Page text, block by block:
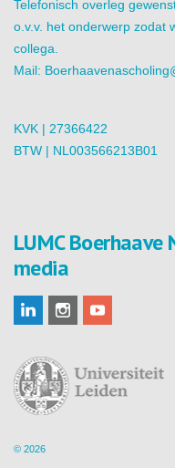
Telefonisch overleg
o.v.v. het onderwerp zodat
collega.
Mail:
KVK | 27366422
BTW | NL003566213B01
LUMC
media
© 2026